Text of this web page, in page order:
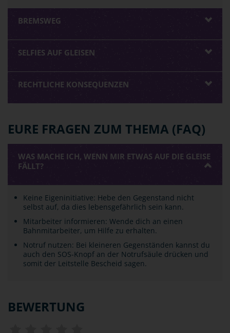
BREMSWEG
SELFIES AUF GLEISEN
RECHTLICHE KONSEQUENZEN
EURE FRAGEN ZUM THEMA (FAQ)
WAS MACHE ICH, WENN MIR ETWAS AUF DIE GLEISE
FÄLLT?
Keine Eigeninitiative: Hebe den Gegenstand nicht
selbst auf, da dies lebensgefährlich sein kann.
Mitarbeiter informieren: Wende dich an einen
Bahnmitarbeiter, um Hilfe zu erhalten.
Notruf nutzen: Bei kleineren Gegenständen kannst du
auch den SOS-Knopf an der Notrufsäule drücken und
somit der Leitstelle Bescheid sagen.
BEWERTUNG